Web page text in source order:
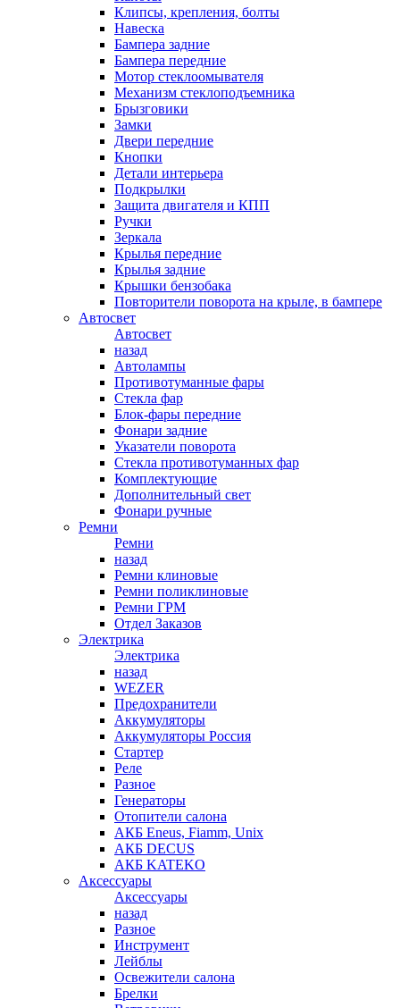
Клипсы, крепления, болты
Навеска
Бампера задние
Бампера передние
Мотор стеклоомывателя
Механизм стеклоподъемника
Брызговики
Замки
Двери передние
Кнопки
Детали интерьера
Подкрылки
Защита двигателя и КПП
Ручки
Зеркала
Крылья передние
Крылья задние
Крышки бензобака
Повторители поворота на крыле, в бампере
Автосвет
Автосвет
назад
Автолампы
Противотуманные фары
Стекла фар
Блок-фары передние
Фонари задние
Указатели поворота
Стекла противотуманных фар
Комплектующие
Дополнительный свет
Фонари ручные
Ремни
Ремни
назад
Ремни клиновые
Ремни поликлиновые
Ремни ГРМ
Отдел Заказов
Электрика
Электрика
назад
WEZER
Предохранители
Аккумуляторы
Аккумуляторы Россия
Стартер
Реле
Разное
Генераторы
Отопители салона
АКБ Eneus, Fiamm, Unix
АКБ DECUS
АКБ KATEKO
Аксессуары
Аксессуары
назад
Разное
Инструмент
Лейблы
Освежители салона
Брелки